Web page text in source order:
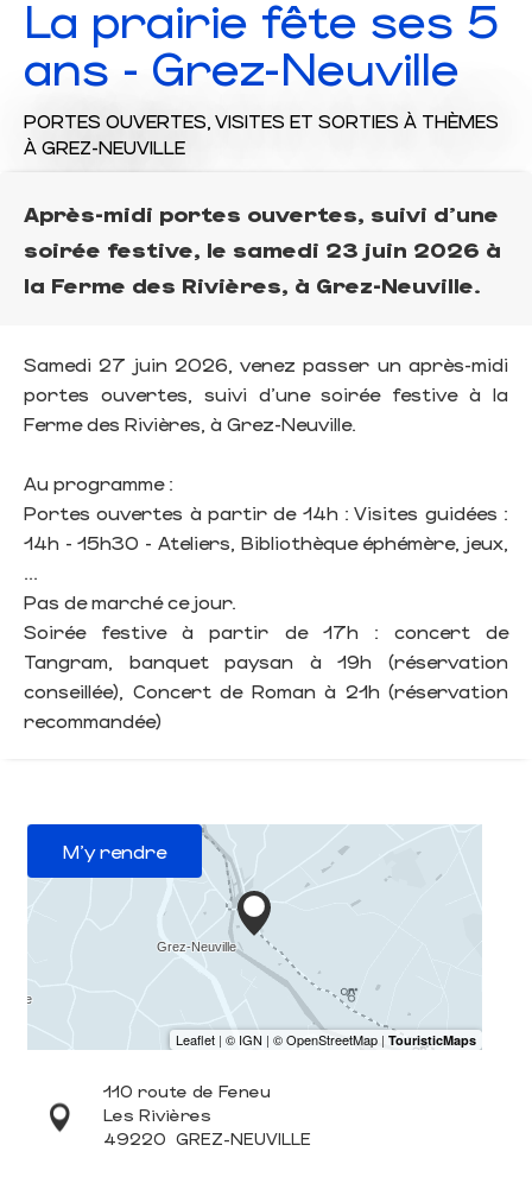
La prairie fête ses 5
ans - Grez-Neuville
PORTES OUVERTES, VISITES ET SORTIES À THÈMES
À GREZ-NEUVILLE
Après-midi portes ouvertes, suivi d'une
soirée festive, le samedi 23 juin 2026 à
la Ferme des Rivières, à Grez-Neuville.
Samedi 27 juin 2026, venez passer un après-midi
portes ouvertes, suivi d'une soirée festive à la
Ferme des Rivières, à Grez-Neuville.
Au programme :
Portes ouvertes à partir de 14h : Visites guidées :
14h - 15h30 - Ateliers, Bibliothèque éphémère, jeux,
...
Pas de marché ce jour.
Soirée festive à partir de 17h : concert de
Tangram, banquet paysan à 19h (réservation
conseillée), Concert de Roman à 21h (réservation
recommandée)
M'y rendre
110 route de Feneu
Les Rivières
49220 GREZ-NEUVILLE